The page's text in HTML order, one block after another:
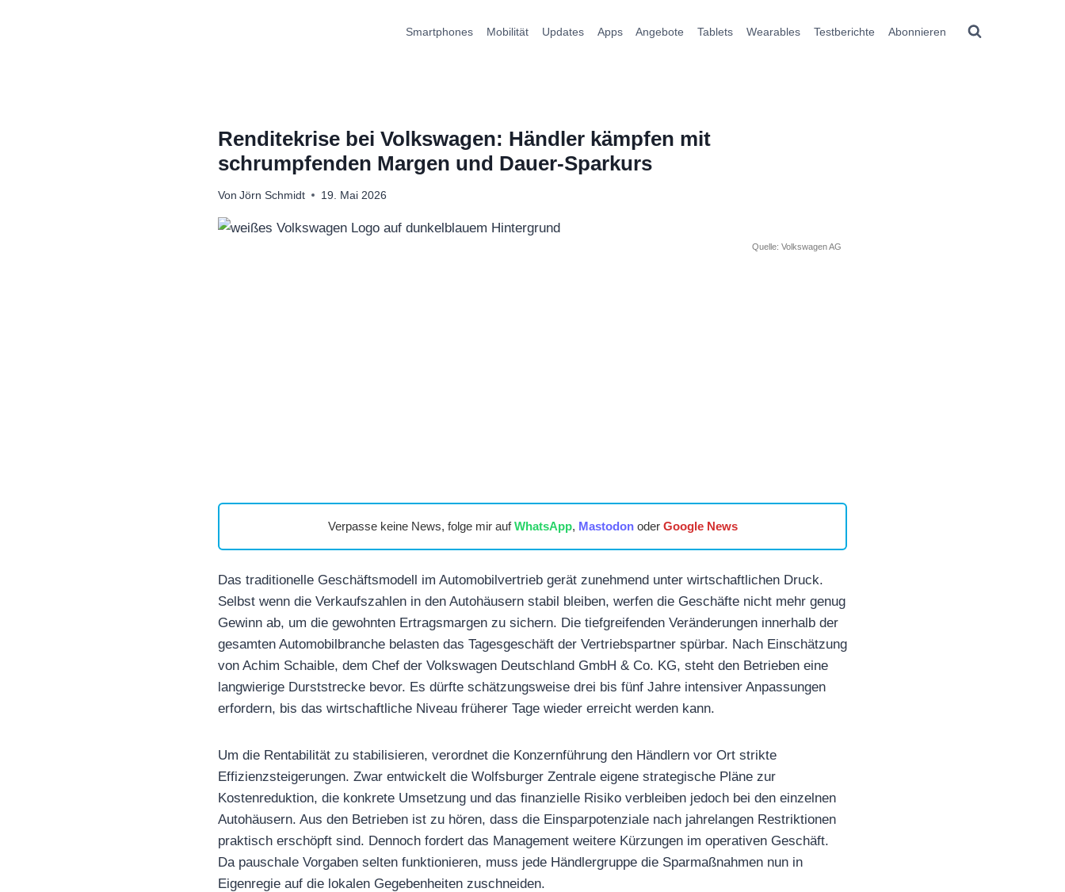
Smartphones Mobilität Updates Apps Angebote Tablets Wearables Testberichte Abonnieren
Renditekrise bei Volkswagen: Händler kämpfen mit
schrumpfenden Margen und Dauer-Sparkurs
Von Jörn Schmidt 19. Mai 2026
Quelle: Volkswagen AG
Verpasse keine News, folge mir aufWhatsApp, Mastodonoder Google News
Das traditionelle Geschäftsmodell im Automobilvertrieb gerät zunehmend unter wirtschaftlichen Druck.
Selbst wenn die Verkaufszahlen in den Autohäusern stabil bleiben, werfen die Geschäfte nicht mehr genug
Gewinn ab, um die gewohnten Ertragsmargen zu sichern. Die tiefgreifenden Veränderungen innerhalb der
gesamten Automobilbranche belasten das Tagesgeschäft der Vertriebspartner spürbar. Nach Einschätzung
von Achim Schaible, dem Chef der Volkswagen Deutschland GmbH & Co. KG, steht den Betrieben eine
langwierige Durststrecke bevor. Es dürfte schätzungsweise drei bis fünf Jahre intensiver Anpassungen
erfordern, bis das wirtschaftliche Niveau früherer Tage wieder erreicht werden kann.
Um die Rentabilität zu stabilisieren, verordnet die Konzernführung den Händlern vor Ort strikte
Effizienzsteigerungen. Zwar entwickelt die Wolfsburger Zentrale eigene strategische Pläne zur
Kostenreduktion, die konkrete Umsetzung und das finanzielle Risiko verbleiben jedoch bei den einzelnen
Autohäusern. Aus den Betrieben ist zu hören, dass die Einsparpotenziale nach jahrelangen Restriktionen
praktisch erschöpft sind. Dennoch fordert das Management weitere Kürzungen im operativen Geschäft.
Da pauschale Vorgaben selten funktionieren, muss jede Händlergruppe die Sparmaßnahmen nun in
Eigenregie auf die lokalen Gegebenheiten zuschneiden.